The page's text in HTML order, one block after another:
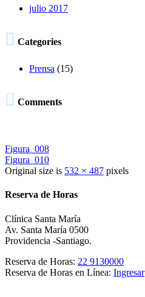
julio 2017
 Categories
Prensa (15)
 Comments
Figura_008
Figura_010
Original size is 532 × 487 pixels
Reserva de Horas
Clínica Santa María
Av. Santa María 0500
Providencia -Santiago.
Reserva de Horas: 22 9130000
Reserva de Horas en Línea: Ingresar